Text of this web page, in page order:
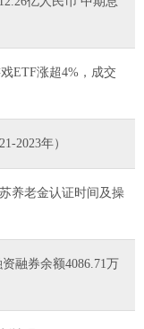
ETF涨超4%，成交
2023年）
养老金认证时间及操
融券余额4086.71万